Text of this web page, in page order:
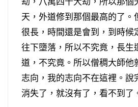
天，外道修到那個最高的了。
很長，時間還是會到，到時候
往下墮落，所以不究竟，長生
道，不究竟。所以僧稠大師他
志向，我的志向不在這裡。說
消失了，就沒有了，看不到了